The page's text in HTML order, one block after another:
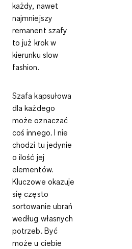
każdy, nawet
najmniejszy
remanent szafy
to już krok w
kierunku slow
fashion.
Szafa kapsułowa
dla każdego
może oznaczać
coś innego. I nie
chodzi tu jedynie
o ilość jej
elementów.
Kluczowe okazuje
się często
sortowanie ubrań
według własnych
potrzeb. Być
może u ciebie